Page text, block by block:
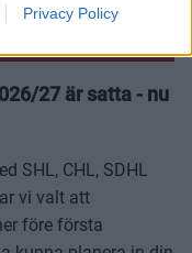
Privacy Policy
27 är satta - nu
SHL, CHL, SDHL
vi valt att
före första